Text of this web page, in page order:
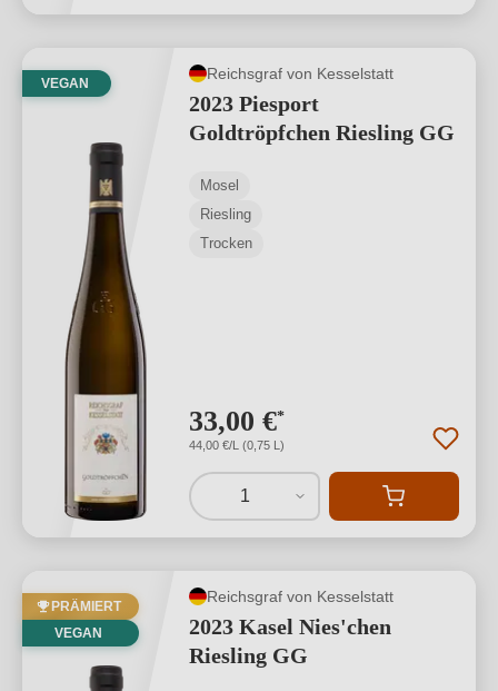
VEGAN
Reichsgraf von Kesselstatt
2023 Piesport
Goldtröpfchen Riesling GG
Mosel
Riesling
Trocken
33,00 €*
44,00 €/L (0,75 L)
1
PRÄMIERT
VEGAN
Reichsgraf von Kesselstatt
2023 Kasel Nies'chen
Riesling GG